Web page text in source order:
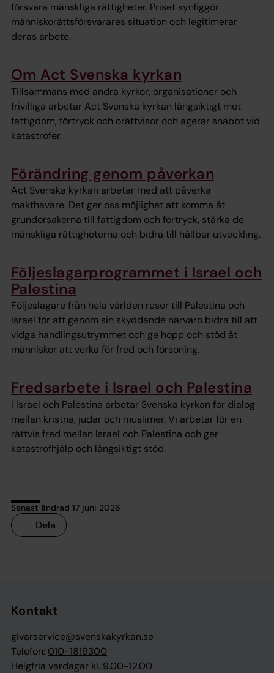
försvara mänskliga rättigheter. Priset synliggör
människorättsförsvarares situation och legitimerar
deras arbete.
Om Act Svenska kyrkan
Tillsammans med andra kyrkor, organisationer och
frivilliga arbetar Act Svenska kyrkan långsiktigt mot
fattigdom, förtryck och orättvisor och agerar snabbt vid
katastrofer.
Förändring genom påverkan
Act Svenska kyrkan arbetar med att påverka
makthavare. Det ger oss möjlighet att komma åt
grundorsakerna till fattigdom och förtryck, stärka de
mänskliga rättigheterna och bidra till hållbar utveckling.
Följeslagarprogrammet i Israel och
Palestina
Följeslagare från hela världen reser till Palestina och
Israel för att genom sin skyddande närvaro bidra till att
vidga handlingsutrymmet och ge hopp och stöd åt
människor att verka för fred och försoning.
Fredsarbete i Israel och Palestina
I Israel och Palestina arbetar Svenska kyrkan för dialog
mellan kristna, judar och muslimer. Vi arbetar för en
rättvis fred mellan Israel och Palestina och ger
katastrofhjälp och långsiktigt stöd.
Senast ändrad 17 juni 2026
Dela
Kontakt
givarservice@svenskakyrkan.se
Telefon: 010-1819300
Helgfria vardagar kl. 9.00-12.00